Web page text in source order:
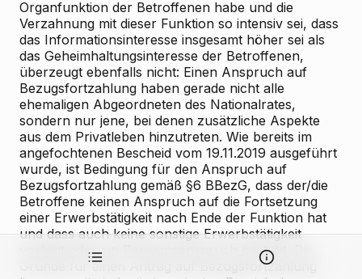
Organfunktion der Betroffenen habe und die
Verzahnung mit dieser Funktion so intensiv sei, dass
das Informationsinteresse insgesamt höher sei als
das Geheimhaltungsinteresse der Betroffenen,
überzeugt ebenfalls nicht: Einen Anspruch auf
Bezugsfortzahlung haben gerade nicht alle
ehemaligen Abgeordneten des Nationalrates,
sondern nur jene, bei denen zusätzliche Aspekte
aus dem Privatleben hinzutreten. Wie bereits im
angefochtenen Bescheid vom 19.11.2019 ausgeführt
wurde, ist Bedingung für den Anspruch auf
Bezugsfortzahlung gemäß §6 BBezG, dass der/die
Betroffene keinen Anspruch auf die Fortsetzung
einer Erwerbstätigkeit nach Ende der Funktion hat
und dass auch keine sonstige Erwerbstätigkeit
vorliegt oder ein Pensionsanspruch besteht. Die
Gründe für einen Antrag auf Bezugsfortzahlung